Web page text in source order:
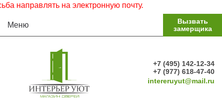
на электронную почту.
Меню
Вызвать
замерщика
+7 (495) 142-12-34
+7 (977) 618-47-40
intereruyut@mail.ru